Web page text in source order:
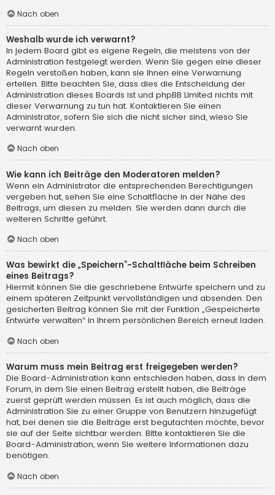
Nach oben
Weshalb wurde ich verwarnt?
In jedem Board gibt es eigene Regeln, die meistens von der
Administration festgelegt werden. Wenn Sie gegen eine dieser
Regeln verstoßen haben, kann sie Ihnen eine Verwarnung
erteilen. Bitte beachten Sie, dass dies die Entscheidung der
Administration dieses Boards ist und phpBB Limited nichts mit
dieser Verwarnung zu tun hat. Kontaktieren Sie einen
Administrator, sofern Sie sich die nicht sicher sind, wieso Sie
verwarnt wurden.
Nach oben
Wie kann ich Beiträge den Moderatoren melden?
Wenn ein Administrator die entsprechenden Berechtigungen
vergeben hat, sehen Sie eine Schaltfläche in der Nähe des
Beitrags, um diesen zu melden. Sie werden dann durch die
weiteren Schritte geführt.
Nach oben
Was bewirkt die „Speichern“-Schaltfläche beim Schreiben
eines Beitrags?
Hiermit können Sie die geschriebene Entwürfe speichern und zu
einem späteren Zeitpunkt vervollständigen und absenden. Den
gesicherten Beitrag können Sie mit der Funktion „Gespeicherte
Entwürfe verwalten“ in Ihrem persönlichen Bereich erneut laden.
Nach oben
Warum muss mein Beitrag erst freigegeben werden?
Die Board-Administration kann entschieden haben, dass in dem
Forum, in dem Sie einen Beitrag erstellt haben, die Beiträge
zuerst geprüft werden müssen. Es ist auch möglich, dass die
Administration Sie zu einer Gruppe von Benutzern hinzugefügt
hat, bei denen sie die Beiträge erst begutachten möchte, bevor
sie auf der Seite sichtbar werden. Bitte kontaktieren Sie die
Board-Administration, wenn Sie weitere Informationen dazu
benötigen.
Nach oben